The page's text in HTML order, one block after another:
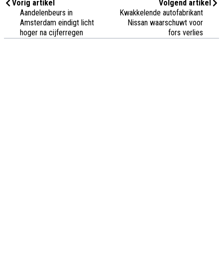
Vorig artikel
Aandelenbeurs in
Amsterdam eindigt licht
hoger na cijferregen
Volgend artikel
Kwakkelende autofabrikant
Nissan waarschuwt voor
fors verlies